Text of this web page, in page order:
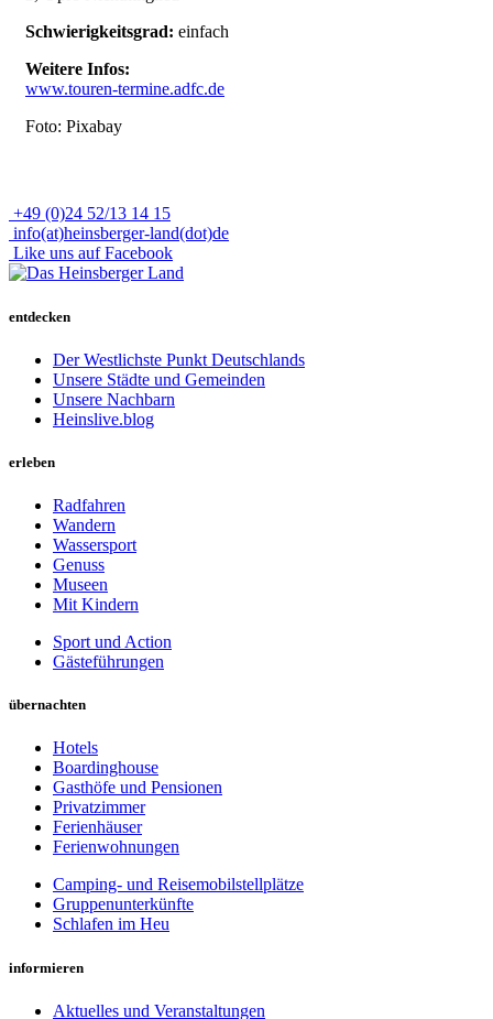
Schwierigkeitsgrad: einfach
Weitere Infos:
www.touren-termine.adfc.de
Foto: Pixabay
+49 (0)24 52/13 14 15
info(at)heinsberger-land(dot)de
Like uns auf Facebook
entdecken
Der Westlichste Punkt Deutschlands
Unsere Städte und Gemeinden
Unsere Nachbarn
Heinslive.blog
erleben
Radfahren
Wandern
Wassersport
Genuss
Museen
Mit Kindern
Sport und Action
Gästeführungen
übernachten
Hotels
Boardinghouse
Gasthöfe und Pensionen
Privatzimmer
Ferienhäuser
Ferienwohnungen
Camping- und Reisemobilstellplätze
Gruppenunterkünfte
Schlafen im Heu
informieren
Aktuelles und Veranstaltungen